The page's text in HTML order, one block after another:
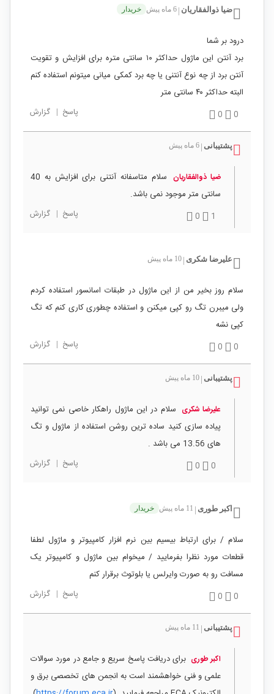
ضيا ذوالفقاريان 6 ماه پیش خریدار
درود بر شما
برد آنتن این ماژول حداکثر ۱۰ سانتی متره برای افزایش و تقویت
آنتن برد از چه نوع آنتنی یا چه برد کمکی میانی میتونم استفاده کنم
البته حداکثر ۴۰ سانتی متر
0
0 پاسخ | گزارش
پشتیبانی 6 ماه پیش
ضيا ذوالفقاريان
سلام متاسفانه آنتنی برای افزایش به 40
سانتی متر موجود نمی باشد.
1
0 پاسخ | گزارش
علیرضا شکری 10 ماه پیش
سلام روز بخیر من از این ماژول در طبقات اسانسور استفاده کردم
ولی میبرن تگ رو کپی میکنن و استفاده چطوری کاری کنم که تگ
کپی نشه
0
0 پاسخ | گزارش
پشتیبانی 10 ماه پیش
علیرضا شکری سلام در این ماژول راهکار خاصی نمی توانید
پیاده سازی کنید ساده ترین روشن استفاده از ماژول و تگ
های 13.56 می باشد .
0
0 پاسخ | گزارش
اکبر طوری 11 ماه پیش خریدار
سلام / برای ارتباط بیسیم بین نرم افزار کامپیوتر و ماژول لطفا
قطعات مورد نظرا بفرمایید / میخوام بین ماژول و کامپیوتر یک
مسافت رو به صورت وایرلس یا بلوتوث برقرار کنم
0
0 پاسخ | گزارش
پشتیبانی 11 ماه پیش
اکبر طوری برای دریافت پاسخ سریع و جامع در مورد سوالات
علمی و فنی خواهشمند است به انجمن های تخصصی برق و